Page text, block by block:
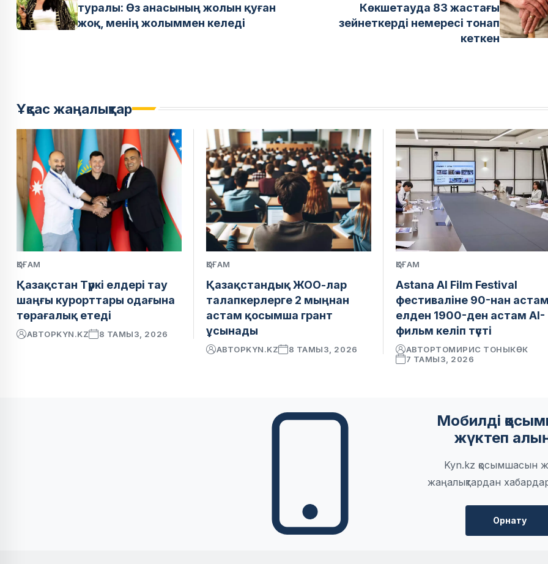
туралы: Өз анасының жолын қуған
жоқ, менің жолыммен келеді
Көкшетауда 83 жастағы
зейнеткерді немересі тонап
кеткен
Ұқсас жаңалықтар
ҚОҒАМ
Қазақстан Түркі елдері тау
шаңғы курорттары одағына
төрағалық етеді
АВТОРKYN.KZ 8 ТАМЫЗ, 2026
ҚОҒАМ
Қазақстандық ЖОО-лар
талапкерлерге 2 мыңнан
астам қосымша грант
ұсынады
АВТОРKYN.KZ 8 ТАМЫЗ, 2026
ҚОҒАМ
Astana AI Film Festival
фестиваліне 90-нан
елден 1900-ден астам AI-
фильм келіп түсті
АВТОРТОМИРИС ТОНЫКӨК
7 ТАМЫЗ, 2026
Мобилді
жүктеп
Kyn.kz қосымшасын
жаңалықтардан
Орнату